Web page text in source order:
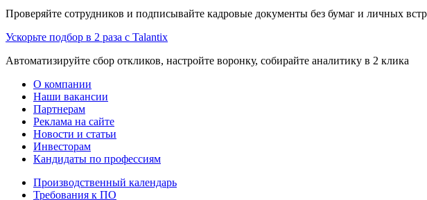
Проверяйте сотрудников и подписывайте кадровые документы без бумаг и личных
Ускорьте подбор в 2 раза с Talantix
Автоматизируйте сбор откликов, настройте воронку, собирайте аналитику в 2 клика
О компании
Наши вакансии
Партнерам
Реклама на сайте
Новости и статьи
Инвесторам
Кандидаты по профессиям
Производственный календарь
Требования к ПО